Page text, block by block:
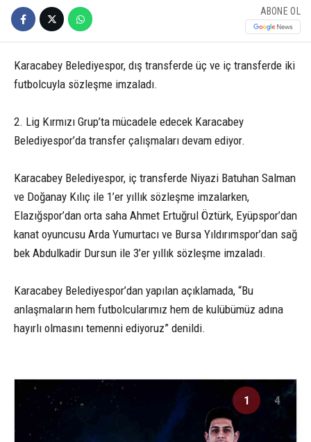
ABONE OL
Karacabey Belediyespor, dış transferde üç ve iç transferde iki
futbolcuyla sözleşme imzaladı.
2. Lig Kırmızı Grup’ta mücadele edecek Karacabey
Belediyespor’da transfer çalışmaları devam ediyor.
Karacabey Belediyespor, iç transferde Niyazi Batuhan Salman
ve Doğanay Kılıç ile 1’er yıllık sözleşme imzalarken,
Elazığspor’dan orta saha Ahmet Ertuğrul Öztürk, Eyüpspor’dan
kanat oyuncusu Arda Yumurtacı ve Bursa Yıldırımspor’dan sağ
bek Abdulkadir Dursun ile 3’er yıllık sözleşme imzaladı.
Karacabey Belediyespor’dan yapılan açıklamada, “Bu
anlaşmaların hem futbolcularımız hem de kulübümüz adına
hayırlı olmasını temenni ediyoruz” denildi.
1 4